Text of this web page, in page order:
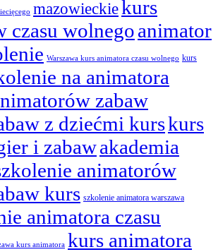
mazowieckiekurs
czasu wolnegoanimator
Warszawa kurs animatora czasu wolnego kurs
na animatora
zabaw
z dziećmi kurskurs
i zabawakademia
animatorów
kurs szkolenie animatora warszawa
animatora czasu
kurs animatora kurs animatora